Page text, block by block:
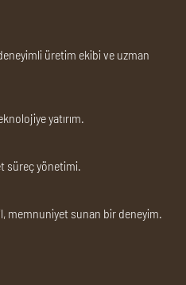
üretim ekibi ve uzman
yatırım.
süreç yönetimi.
memnuniyet sunan bir deneyim.